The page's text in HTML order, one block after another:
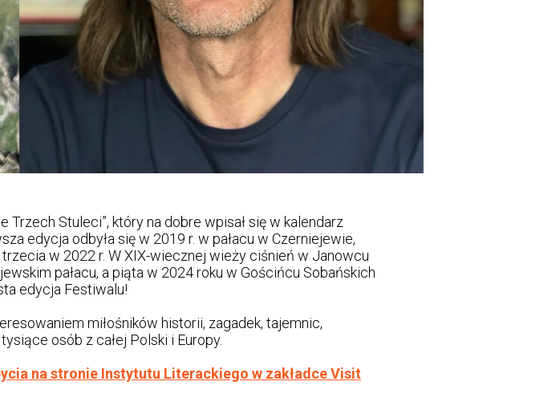
Stuleci”, który na dobre wpisał się w kalendarz
edycja odbyła się w 2019 r. w pałacu w Czerniejewie,
w 2022 r. W XIX-wiecznej wieży ciśnień w Janowcu
pałacu, a piąta w 2024 roku w Gościńcu Sobańskich
edycja Festiwalu!
miłośników historii, zagadek, tajemnic,
osób z całej Polski i Europy.
na stronie Instytutu Literackiego w zakładce Visit